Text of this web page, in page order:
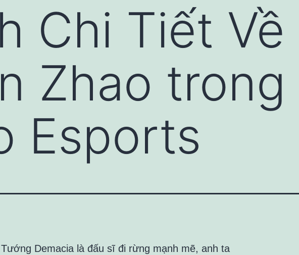
Chi Tiết Về
Zhao trong
Esports
Demacia là đấu sĩ đi rừng mạnh mẽ, anh ta